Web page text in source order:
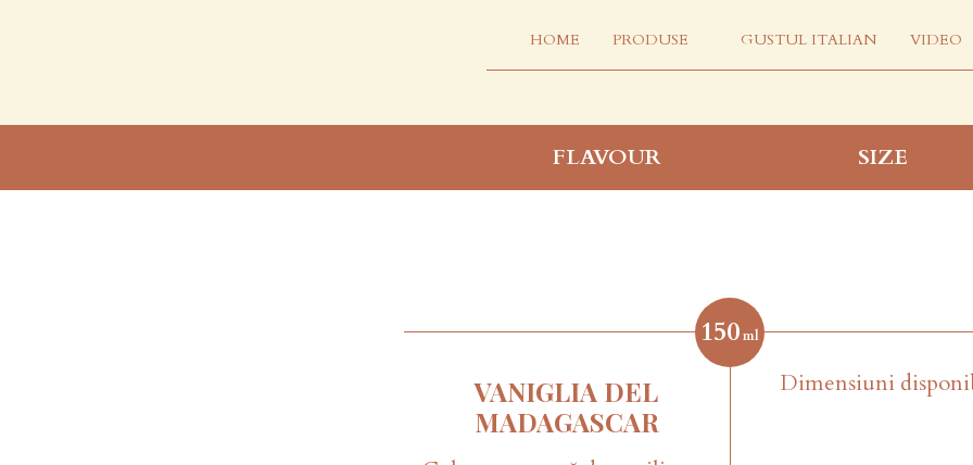
HOME PRODUSE GUSTUL ITALIAN VIDEO
FLAVOUR SIZE
150ml
VANIGLIA DEL
MADAGASCAR
Dimensiuni